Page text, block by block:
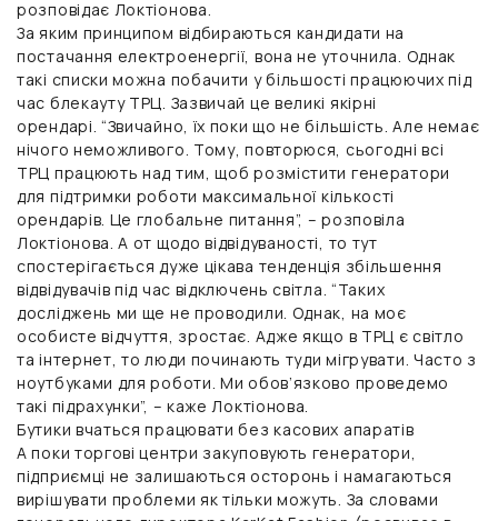
розповідає Локтіонова.
За яким принципом відбираються кандидати на
постачання електроенергії, вона не уточнила. Однак
такі списки можна побачити у більшості працюючих під
час блекауту ТРЦ. Зазвичай це великі якірні
орендарі. “Звичайно, їх поки що не більшість. Але немає
нічого неможливого. Тому, повторюся, сьогодні всі
ТРЦ працюють над тим, щоб розмістити генератори
для підтримки роботи максимальної кількості
орендарів. Це глобальне питання”, – розповіла
Локтіонова. А от щодо відвідуваності, то тут
спостерігається дуже цікава тенденція збільшення
відвідувачів під час відключень світла. “Таких
досліджень ми ще не проводили. Однак, на моє
особисте відчуття, зростає. Адже якщо в ТРЦ є світло
та інтернет, то люди починають туди мігрувати. Часто з
ноутбуками для роботи. Ми обов’язково проведемо
такі підрахунки”, – каже Локтіонова.
Бутики вчаться працювати без касових апаратів
А поки торгові центри закуповують генератори,
підприємці не залишаються осторонь і намагаються
вирішувати проблеми як тільки можуть. За словами